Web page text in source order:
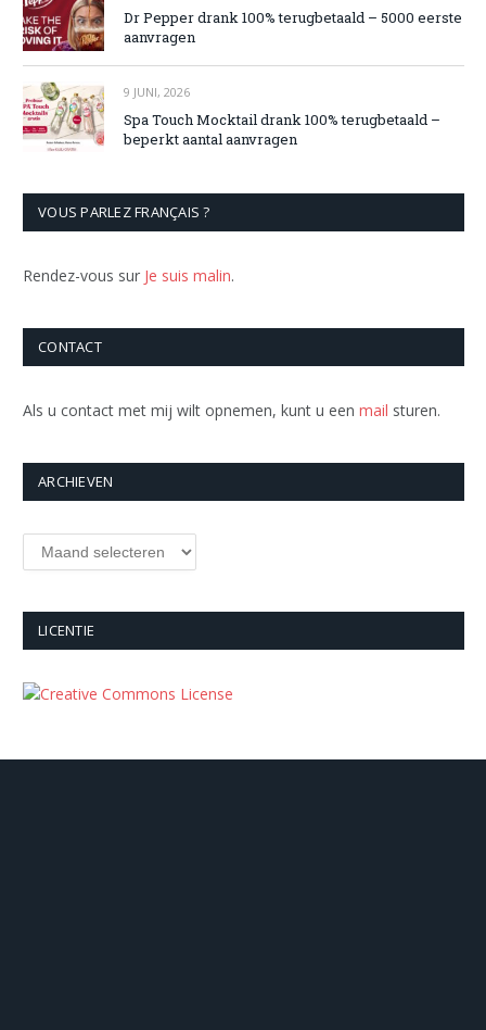
Dr Pepper drank 100% terugbetaald – 5000 eerste
aanvragen
9 JUNI, 2026
Spa Touch Mocktail drank 100% terugbetaald –
beperkt aantal aanvragen
VOUS PARLEZ FRANÇAIS ?
Rendez-vous sur Je suis malin.
CONTACT
Als u contact met mij wilt opnemen, kunt u een mail sturen.
ARCHIEVEN
Archieven
LICENTIE